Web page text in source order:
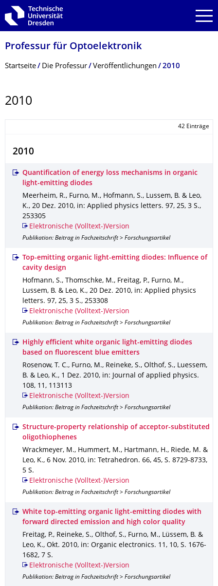
Zur Hauptnavigation springen
Zur Suche springen
Zum Inhalt springen
Professur für Optoelektronik
Breadcrumb-Menü
Startseite Die Professur Veröffentlichungen 2010
2010
42 Einträge
2010
Quantification of energy loss mechanisms in organic
light-emitting diodes
Meerheim, R., Furno, M., Hofmann, S., Lussem, B. & Leo,
K., 20 Dez. 2010, in: Applied physics letters. 97, 25, 3 S.,
253305
Elektronische (Volltext-)Version
Publikation: Beitrag in Fachzeitschrift > Forschungsartikel
Top-emitting organic light-emitting diodes: Influence of
cavity design
Hofmann, S., Thomschke, M., Freitag, P., Furno, M.,
Lussem, B. & Leo, K., 20 Dez. 2010, in: Applied physics
letters. 97, 25, 3 S., 253308
Elektronische (Volltext-)Version
Publikation: Beitrag in Fachzeitschrift > Forschungsartikel
Highly efficient white organic light-emitting diodes
based on fluorescent blue emitters
Rosenow, T. C., Furno, M., Reineke, S., Olthof, S., Luessem,
B. & Leo, K., 1 Dez. 2010, in: Journal of applied physics.
108, 11 , 113113
Elektronische (Volltext-)Version
Publikation: Beitrag in Fachzeitschrift > Forschungsartikel
Structure-property relationship of acceptor-substituted
oligothiophenes
Wrackmeyer, M., Hummert, M., Hartmann, H., Riede, M. &
Leo, K., 6 Nov. 2010, in: Tetrahedron. 66, 45, S. 8729-8733,
5 S.
Elektronische (Volltext-)Version
Publikation: Beitrag in Fachzeitschrift > Forschungsartikel
White top-emitting organic light-emitting diodes with
forward directed emission and high color quality
Freitag, P., Reineke, S., Olthof, S., Furno, M., Lüssem, B. &
Leo, K., Okt. 2010, in: Organic electronics. 11 , 10, S. 1676-
1682, 7 S.
Elektronische (Volltext-)Version
Publikation: Beitrag in Fachzeitschrift > Forschungsartikel